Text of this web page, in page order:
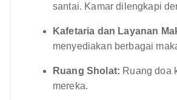
santai. Kamar dilengkapi
Kafetaria dan Layanan
menyediakan berbagai
Ruang Sholat: Ruang doa
mereka.